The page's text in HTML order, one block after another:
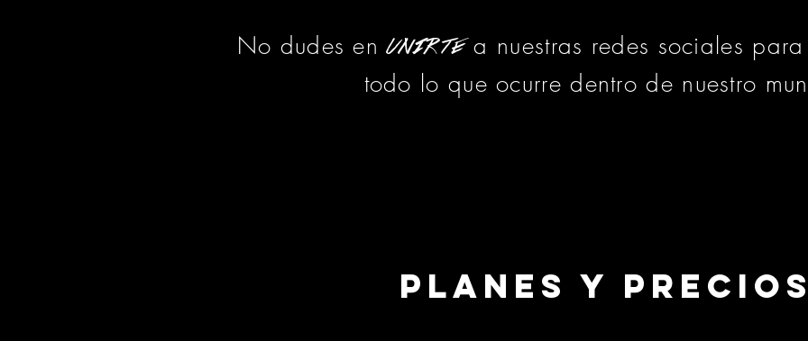
No dudes enunirtea nuestras redes sociales
todo lo que ocurre dentro de nuestro
planes y